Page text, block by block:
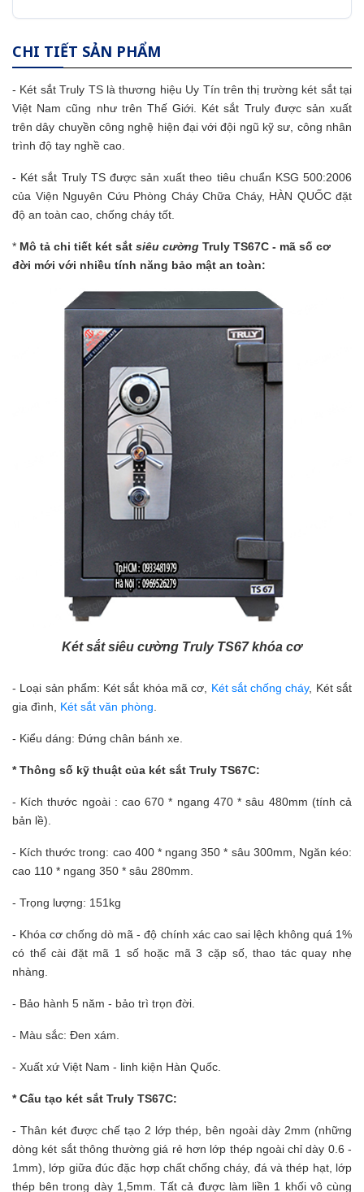
CHI TIẾT SẢN PHẨM
- Két sắtTruly TS là thương hiệu Uy Tín trên thị trường két sắt tại
Việt Nam cũng như trên Thế Giới. Két sắt Truly được sản xuất
trên dây chuyền công nghệ hiện đại với đội ngũ kỹ sư, công nhân
trình độ tay nghề cao.
- Két sắt Truly TS được sản xuất theo tiêu chuẩn KSG 500:2006
của Viện Nguyên Cứu Phòng Cháy Chữa Cháy, HÀN QUỐC đặt
độ an toàn cao, chống cháy tốt.
* Mô tả chi tiết két sắt siêu cường Truly TS67C - mã số cơ
đời mới với nhiều tính năng bảo mật an toàn:
Két sắt siêu cường Truly TS67 khóa cơ
- Loại sản phẩm: Két sắt khóa mã cơ, Két sắt chống cháy, Két sắt
gia đình, Két sắt văn phòng
- Kiểu dáng: Đứng chân bánh xe.
* Thông số kỹ thuật của két sắt Truly TS67C:
- Kích thước ngoài : cao 670 * ngang 470 * sâu 480mm (tính cả
bản lề).
- Kích thước trong: cao 400 * ngang 350 * sâu 300mm, Ngăn kéo:
cao 110 * ngang 350 * sâu 280mm.
- Trọng lượng: 151kg
- Khóa cơ chống dò mã - độ chính xác cao sai lệch không quá 1%
có thể cài đặt mã 1 số hoặc mã 3 cặp số, thao tác quay nhẹ
nhàng.
- Bảo hành 5 năm - bảo trì trọn đời.
- Màu sắc: Đen xám.
- Xuất xứ Việt Nam - linh kiện Hàn Quốc.
* Cấu tạo két sắt Truly TS67C:
- Thân két được chế tạo 2 lớp thép, bên ngoài dày 2mm (những
dòng két sắt thông thường giá rẻ hơn lớp thép ngoài chỉ dày 0.6 -
1mm), lớp giữa đúc đặc hợp chất chống cháy, đá và thép hạt, lớp
thép bên trong dày 1,5mm. Tất cả được làm liền 1 khối vô cùng